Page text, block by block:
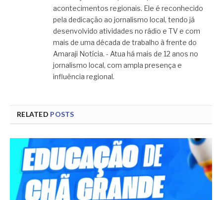
acontecimentos regionais. Ele é reconhecido
pela dedicação ao jornalismo local, tendo já
desenvolvido atividades no rádio e TV e com
mais de uma década de trabalho à frente do
Amaraji Notícia. - Atua há mais de 12 anos no
jornalismo local, com ampla presença e
influência regional.
RELATED POSTS